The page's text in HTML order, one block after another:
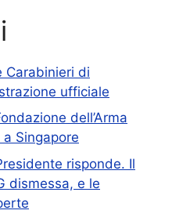
Carabinieri di
ufficiale
dell’Arma
Singapore
risponde. Il
dismessa, e le